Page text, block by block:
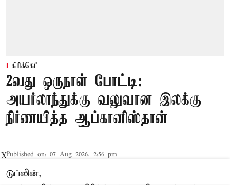
கிரிக்கெட்
2வது ஒருநாள் போட்டி:
அயர்லாந்துக்கு வலுவான இலக்கு
நிர்ணயித்த ஆப்கானிஸ்தான்
Published on: 07 Aug 2026, 2:56 pm
டுப்லின்,
X